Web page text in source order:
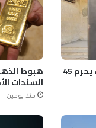
إضراب المؤسسات في غزة يحرم 45 هبوط
السندات
منذ يومين